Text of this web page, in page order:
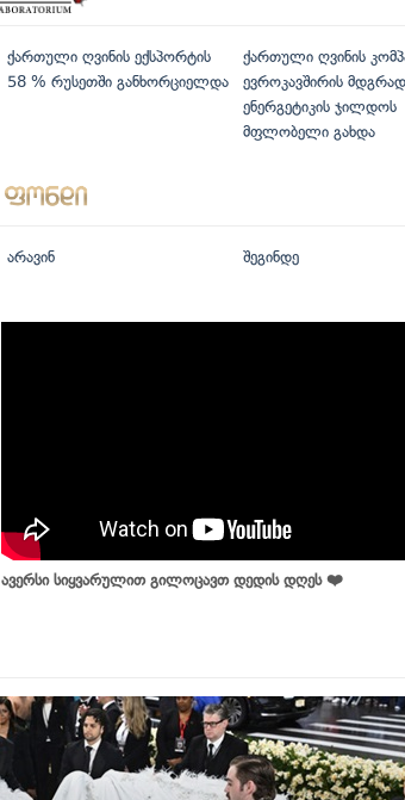
ქართული ღვინის ექსპორტის
58 % რუსეთში განხორციელდა
ქართული ღვინის
ევროკავშირის
ენერგეტიკის ჯილდოს
მფლობელი გახდა
არავინ შეგინდე
ავერსი სიყვარულით გილოცავთ დედის დღეს ❤️